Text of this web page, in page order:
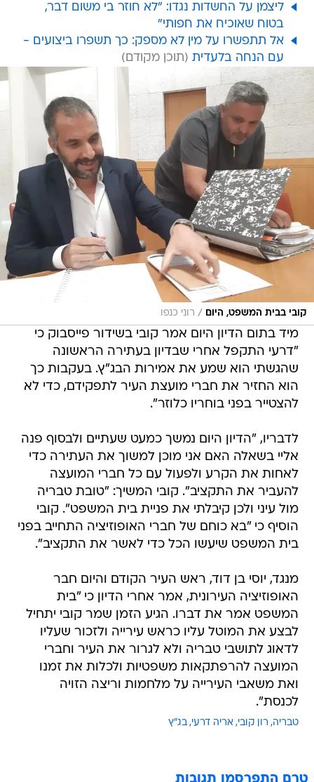
ליצמן על החשדות נגדו: "לא חוזר בי משום דבר,
בטוח שאוכיח את חפותי"
אל תתפשרו על מין לא מספק: כך תשפרו ביצועים -
עם הנחה בלעדית
קובי בבית המשפט, היום / רוני כנפו
מיד בתום הדיון היום אמר קובי בשידור פייסבוק כי
"דרעי התקפל אחרי שבדיון בעתירה הראשונה
שהגשתי הוא שמע את אמירות הבג"ץ. בעקבות כך
הוא החזיר את חברי מועצת העיר לתפקידם, כדי לא
להצטייר בפני בוחריו כלוזר".
לדבריו, "הדיון היום נמשך כמעט שעתיים ולבסוף פנה
אליי בשאלה האם אני מוכן למשוך את העתירה כדי
לאחות את הקרע ולפעול עם כל חברי המועצה
להעביר את התקציב". קובי המשיך: "טובת טבריה
מול עיני ולכן קיבלתי את פניית בית המשפט". קובי
הוסיף כי "בא כוחם של חברי האופוזיציה התחייב בפני
בית המשפט שיעשו הכל כדי לאשר את התקציב".
מנגד, יוסי בן דוד, ראש העיר הקודם והיום חבר
האופוזיציה העירונית, אמר אחרי הדיון כי "בית
המשפט אמר את דברו. הגיע הזמן שמר קובי יתחיל
לבצע את המוטל עליו כראש עירייה ולזכור שעליו
לדאוג לתושבי טבריה ולא לגרור את העיר וחברי
המועצה להרפתקאות משפטיות ולכלות את זמנו
ואת משאבי העירייה על מלחמות וריצה הזויה
לכנסת".
טבריה רון קובי אריה דרעי בג"ץ
טרם התפרסמו תגובות